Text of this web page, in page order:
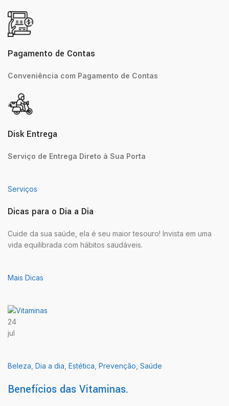
Pagamento de Contas
Conveniência com Pagamento de Contas
Disk Entrega
Serviço de Entrega Direto à Sua Porta
Serviços
Dicas para o Dia a Dia
Cuide da sua saúde, ela é seu maior tesouro! Invista em uma
vida equilibrada com hábitos saudáveis.
Mais Dicas
24
jul
Beleza Dia a dia Estética Prevenção Saúde
Benefícios das Vitaminas.